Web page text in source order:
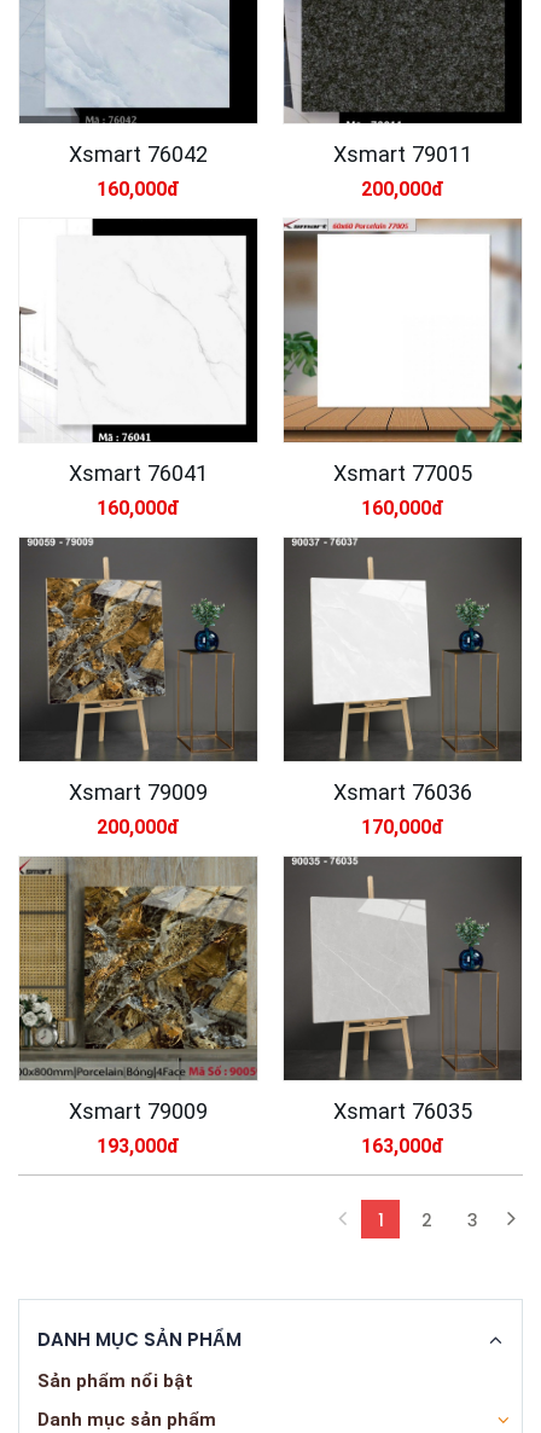
Xsmart 76042
160,000đ
Xsmart 79011
200,000đ
Xsmart 76041
160,000đ
Xsmart 77005
160,000đ
Xsmart 79009
200,000đ
Xsmart 76036
170,000đ
Xsmart 79009
193,000đ
Xsmart 76035
163,000đ
1(current)
2 3
DANH MỤC SẢN PHẨM
Sản phẩm nổi bật
Danh mục sản phẩm